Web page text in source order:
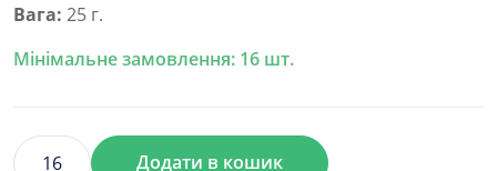
Вага: 25 г.
Мінімальне замовлення: 16 шт.
Додати в кошик